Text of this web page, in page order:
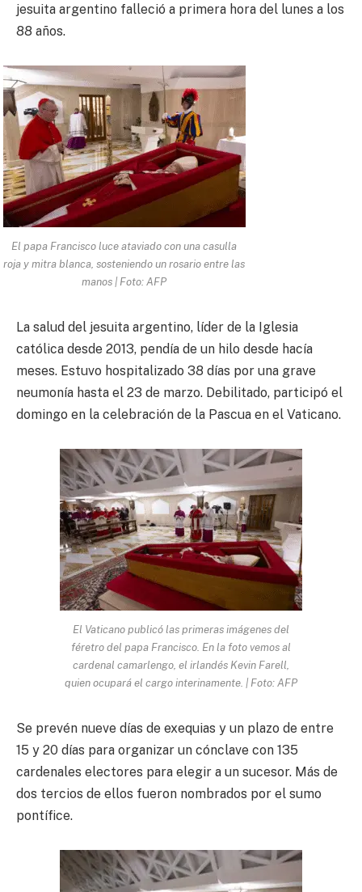
jesuita argentino falleció a primera hora del lunes a los
88 años.
El papa Francisco luce ataviado con una casulla
roja y mitra blanca, sosteniendo un rosario entre las
manos | Foto: AFP
La salud del jesuita argentino, líder de la Iglesia
católica desde 2013, pendía de un hilo desde hacía
meses. Estuvo hospitalizado 38 días por una grave
neumonía hasta el 23 de marzo. Debilitado, participó el
domingo en la celebración de la Pascua en el Vaticano.
El Vaticano publicó las primeras imágenes del
féretro del papa Francisco. En la foto vemos al
cardenal camarlengo, el irlandés Kevin Farell,
quien ocupará el cargo interinamente. | Foto: AFP
Se prevén nueve días de exequias y un plazo de entre
15 y 20 días para organizar un cónclave con 135
cardenales electores para elegir a un sucesor. Más de
dos tercios de ellos fueron nombrados por el sumo
pontífice.